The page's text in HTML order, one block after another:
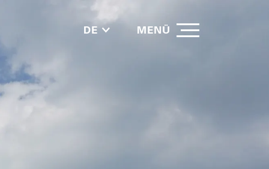
DE MENÜ